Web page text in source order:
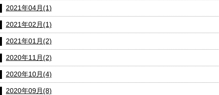
2021年04月(1)
2021年02月(1)
2021年01月(2)
2020年11月(2)
2020年10月(4)
2020年09月(8)